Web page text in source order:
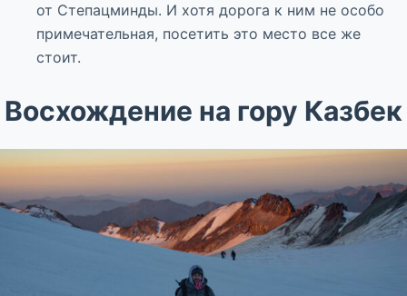
от Степацминды. И хотя дорога к ним не особо
примечательная, посетить это место все же
стоит.
Восхождение на гору Казбек